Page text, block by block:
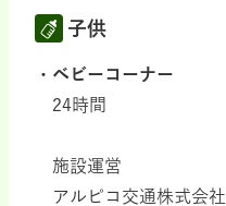
子供
ベビーコーナー
24時間
施設運営
アルピコ交通株式会社